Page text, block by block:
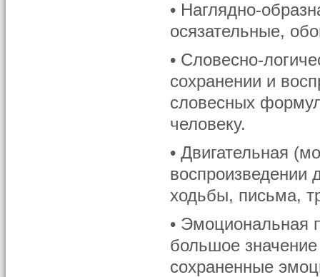
• Наглядно-
осязательные,
• Словесно-
сохранении и
словесных
человеку.
• Двигательная
воспроизведении
ходьбы, письма,
• Эмоциональная
большое
сохраненные